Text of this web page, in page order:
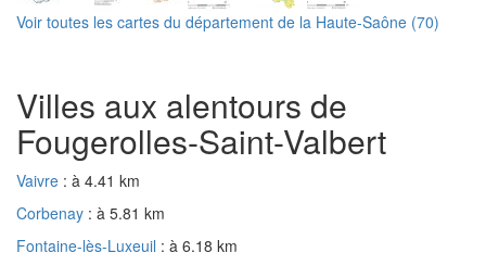
Voir toutes les cartes du département de la Haute-Saône (70)
Villes aux alentours de
Fougerolles-Saint-Valbert
Vaivre : à 4.41 km
Corbenay : à 5.81 km
Fontaine-lès-Luxeuil : à 6.18 km